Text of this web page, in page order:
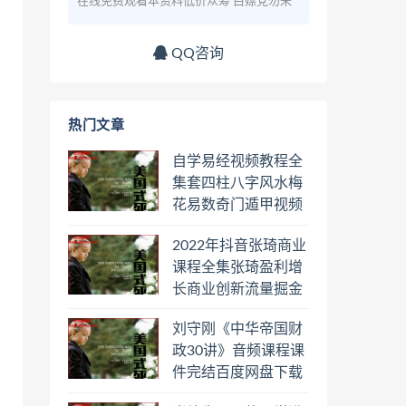
QQ咨询
热门文章
自学易经视频教程全
集套四柱八字风水梅
花易数奇门遁甲视频
日罗盘教程百度云网
盘会员
2022年抖音张琦商业
课程全集张琦盈利增
长商业创新流量掘金
盘下载学习
刘守刚《中华帝国财
政30讲》音频课程课
件完结百度网盘下载